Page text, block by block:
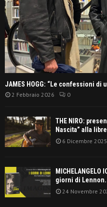
JAMES HOGG: “Le confessioni di
2 Febbraio 2026 0
THE NIRO:
Nascita” alla
6 Dicembre 2025
giorni di Lennon.
24 Novembre